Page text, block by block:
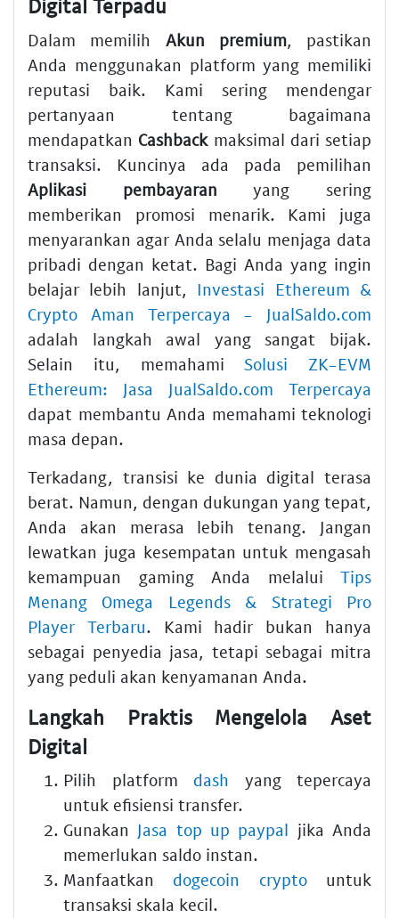
Digital Terpadu
Dalam memilih Akun premium, pastikan
Anda menggunakan platform yang memiliki
reputasi baik. Kami sering mendengar
pertanyaan tentang bagaimana
mendapatkan Cashbackmaksimal dari setiap
transaksi. Kuncinya ada pada pemilihan
Aplikasi pembayaran yang sering
memberikan promosi menarik. Kami juga
menyarankan agar Anda selalu menjaga data
pribadi dengan ketat. Bagi Anda yang ingin
belajar lebih lanjut, Investasi Ethereum &
Crypto Aman Terpercaya - JualSaldo.com
adalah langkah awal yang sangat bijak.
Selain itu, memahamiSolusi ZK-EVM
Ethereum: Jasa JualSaldo.com Terpercaya
dapat membantu Anda memahami teknologi
masa depan.
Terkadang, transisi ke dunia digital terasa
berat. Namun, dengan dukungan yang tepat,
Anda akan merasa lebih tenang. Jangan
lewatkan juga kesempatan untuk mengasah
kemampuan gaming Anda melalui Tips
Menang Omega Legends & Strategi Pro
Player Terbaru. Kami hadir bukan hanya
sebagai penyedia jasa, tetapi sebagai mitra
yang peduli akan kenyamanan Anda.
Langkah Praktis Mengelola Aset
Digital
Pilih platform dash yang tepercaya
untuk efisiensi transfer.
Gunakan Jasa top up paypal jika Anda
memerlukan saldo instan.
Manfaatkan dogecoin cryptountuk
transaksi skala kecil.